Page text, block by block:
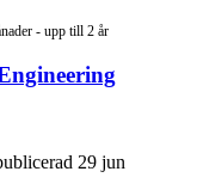
- upp till 2 år
29 jun